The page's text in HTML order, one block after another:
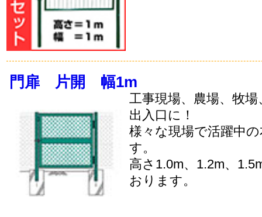
門扉 片開 幅1m
工事現場、農場、牧
出入口に！
様々な現場で活躍中
す。
高さ1.0m、1.2m、
おります。